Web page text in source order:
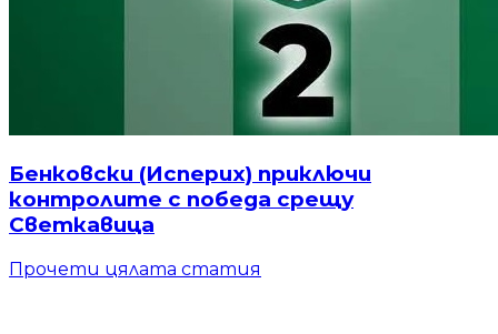
Бенковски (Исперих) приключи
контролите с победа срещу
Светкавица
Прочети цялата статия